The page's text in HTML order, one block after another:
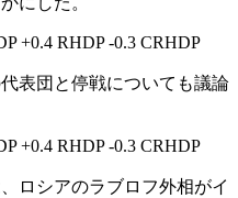
+0.4 RHDP -0.3 CRHDP
表団と停戦についても議論
+0.4 RHDP -0.3 CRHDP
ロシアのラブロフ外相がイ